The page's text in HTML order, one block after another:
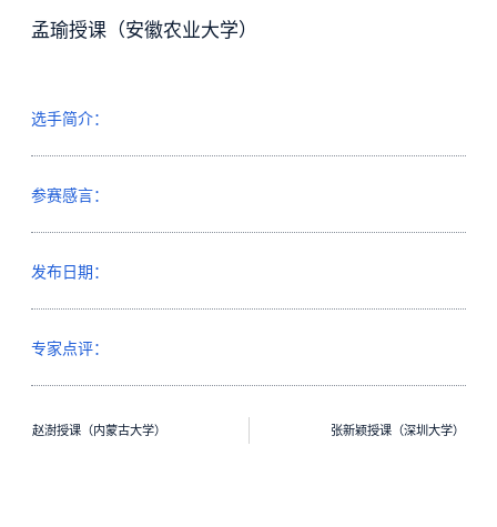
孟瑜授课（安徽农业大学）
选手简介：
参赛感言：
发布日期：
专家点评：
赵澍授课（内蒙古大学） 张新颖授课（深圳大学）